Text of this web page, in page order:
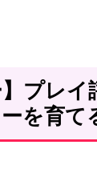
プレ
を育て